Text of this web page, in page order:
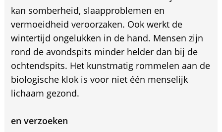
kan somberheid, slaapproblemen en
vermoeidheid veroorzaken. Ook werkt de
wintertijd ongelukken in de hand. Mensen zijn
rond de avondspits minder helder dan bij de
ochtendspits. Het kunstmatig rommelen aan de
biologische klok is voor niet één menselijk
lichaam gezond.
en verzoeken